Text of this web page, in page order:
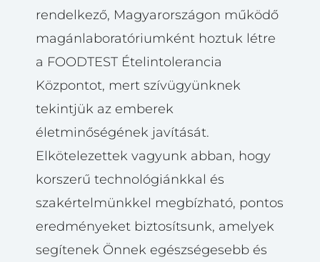
rendelkező, Magyarországon működő
magánlaboratóriumként hoztuk létre
a FOODTEST Ételintolerancia
Központot, mert szívügyünknek
tekintjük az emberek
életminőségének javítását.
Elkötelezettek vagyunk abban, hogy
korszerű technológiánkkal és
szakértelmünkkel megbízható, pontos
eredményeket biztosítsunk, amelyek
segítenek Önnek egészségesebb és